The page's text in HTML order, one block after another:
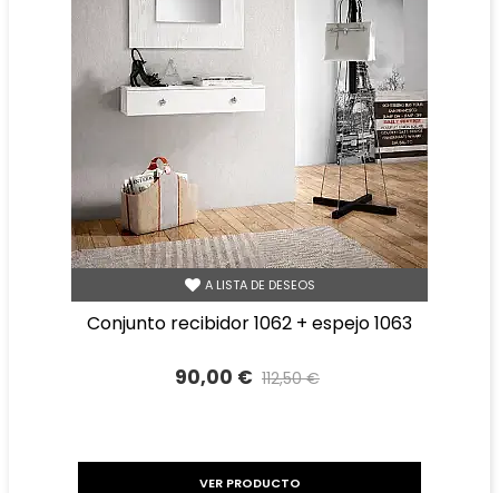
A LISTA DE DESEOS
conjunto recibidor 1062 + espejo 1063
90,00 € 112,50 €
VER PRODUCTO